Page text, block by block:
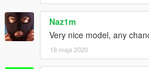
Naz1m
Very nice model, any
18 maja 2020